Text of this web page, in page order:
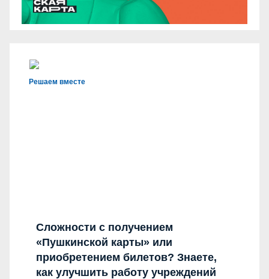
Решаем вместе
Сложности с получением
«Пушкинской карты» или
приобретением билетов? Знаете,
как улучшить работу учреждений